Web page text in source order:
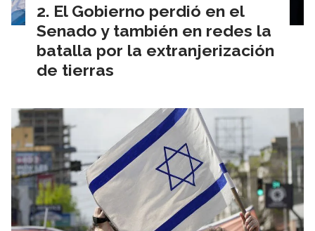
El Gobierno perdió en el
Senado y también en redes la
batalla por la extranjerización
de tierras